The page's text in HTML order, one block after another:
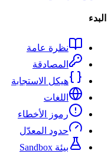
البدء
نظرة عامة
المصادقة
هيكل الاستجابة
اللغات
رموز الأخطاء
حدود المعدّل
بيئة Sandbox